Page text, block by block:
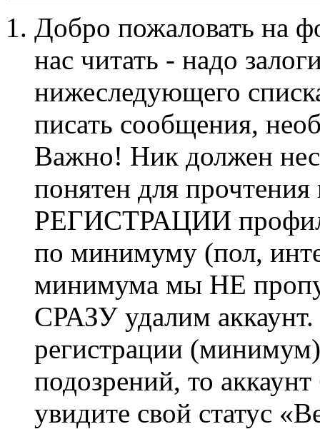
Добро пожаловать на
нас читать - надо
нижеследующего
писать сообщения,
Важно! Ник должен
понятен для
РЕГИСТРАЦИИ профиль
по минимуму (пол,
минимума мы НЕ
СРАЗУ удалим
регистрации
подозрений, то
увидите свой статус